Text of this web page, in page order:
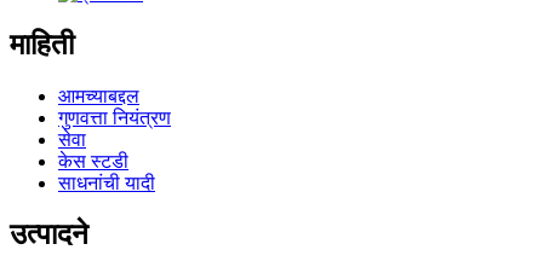
माहिती
आमच्याबद्दल
गुणवत्ता नियंत्रण
सेवा
केस स्टडी
साधनांची यादी
उत्पादने